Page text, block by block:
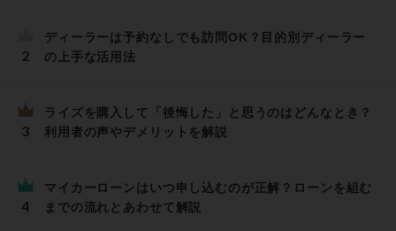
ディーラーは予約なしでも訪問OK？目的別ディーラー
の上手な活用法
ライズを購入して「後悔した」と思うのはどんなとき？
利用者の声やデメリットを解説
マイカーローンはいつ申し込むのが正解？ローンを組む
までの流れとあわせて解説